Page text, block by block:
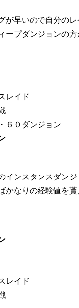
が早いので自分の
プダンジョンの方
レイド
６０ダンジョン
インスタンスダンジ
かなりの経験値を貰
レイド